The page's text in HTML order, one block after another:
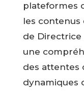
plateformes
les contenus
de Directrice
une
des attentes
dynamiques